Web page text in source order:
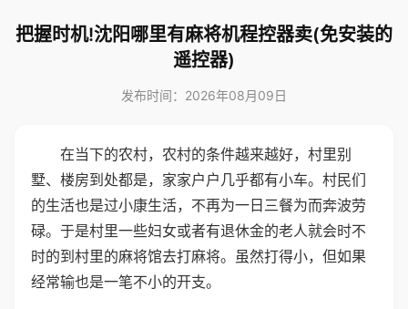
把握时机!沈阳哪里有麻将机程控器卖(免安装的
遥控器)
发布时间：2026年08月09日
在当下的农村，农村的条件越来越好，村里别
墅、楼房到处都是，家家户户几乎都有小车。村民们
的生活也是过小康生活，不再为一日三餐为而奔波劳
碌。于是村里一些妇女或者有退休金的老人就会时不
时的到村里的麻将馆去打麻将。虽然打得小，但如果
经常输也是一笔不小的开支。